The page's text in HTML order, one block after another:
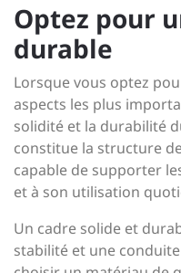
Optez pour
durable
Lorsque vous optez
aspects les plus
solidité et la durabilité
constitue la structure
capable de supporter
et à son utilisation
Un cadre solide et
stabilité et une